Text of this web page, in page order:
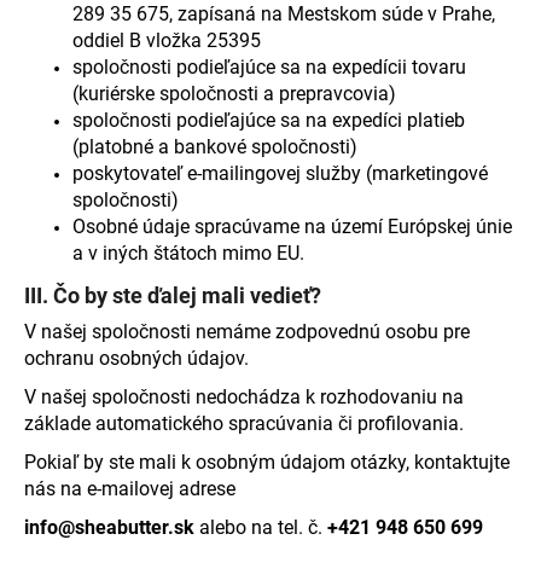
289 35 675, zapísaná na Mestskom súde v Prahe,
oddiel B vložka 25395
spoločnosti podieľajúce sa na expedícii tovaru
(kuriérske spoločnosti a prepravcovia)
spoločnosti podieľajúce sa na expedíci platieb
(platobné a bankové spoločnosti)
poskytovateľ e-mailingovej služby (marketingové
spoločnosti)
Osobné údaje spracúvame na území Európskej únie
a v iných štátoch mimo EU.
III. Čo by ste ďalej mali vedieť?
V našej spoločnosti nemáme zodpovednú osobu pre
ochranu osobných údajov.
V našej spoločnosti nedochádza k rozhodovaniu na
základe automatického spracúvania či profilovania.
Pokiaľ by ste mali k osobným údajom otázky, kontaktujte
nás na e-mailovej adrese
info@sheabutter.sk alebo na tel. č. +421 948 650 699